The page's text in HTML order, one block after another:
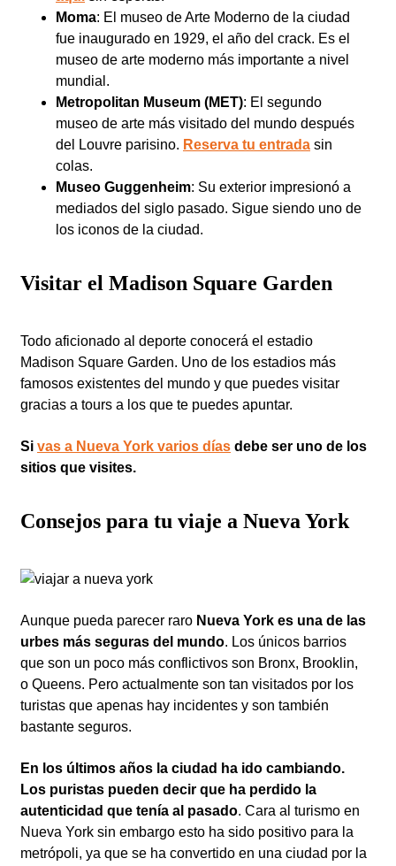
Moma: El museo de Arte Moderno de la ciudad
fue inaugurado en 1929, el año del crack. Es el
museo de arte moderno más importante a nivel
mundial.
Metropolitan Museum (MET): El segundo
museo de arte más visitado del mundo después
del Louvre parisino. Reserva tu entrada sin
colas.
Museo Guggenheim: Su exterior impresionó a
mediados del siglo pasado. Sigue siendo uno de
los iconos de la ciudad.
Visitar el Madison Square Garden
Todo aficionado al deporte conocerá el estadio
Madison Square Garden. Uno de los estadios más
famosos existentes del mundo y que puedes visitar
gracias a tours a los que te puedes apuntar.
Si vas a Nueva York varios días debe ser uno de los
sitios que visites.
Consejos para tu viaje a Nueva York
Aunque pueda parecer raro Nueva York es una de las
urbes más seguras del mundo. Los únicos barrios
que son un poco más conflictivos son Bronx, Brooklin,
o Queens. Pero actualmente son tan visitados por los
turistas que apenas hay incidentes y son también
bastante seguros.
En los últimos años la ciudad ha ido cambiando.
Los puristas pueden decir que ha perdido la
autenticidad que tenía al pasado. Cara al turismo en
Nueva York sin embargo esto ha sido positivo para la
metrópoli, ya que se ha convertido en una ciudad por la